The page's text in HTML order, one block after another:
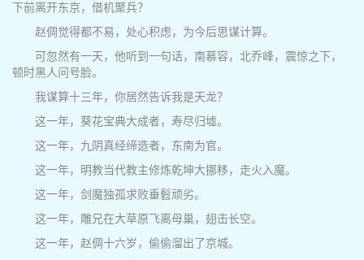
下前离开东京，借机聚兵？
赵倜觉得都不易，处心积虑，为今后思谋计算。
可忽然有一天，他听到一句话，南慕容，北乔峰，震惊之下，
顿时黑人问号脸。
我谋算十三年，你居然告诉我是天龙？
这一年，葵花宝典大成者，寿尽归墟。
这一年，九阴真经缔造者，东南为官。
这一年，明教当代教主修炼乾坤大挪移，走火入魔。
这一年，剑魔独孤求败垂髫顽劣。
这一年，雕兄在大草原飞离母巢，翅击长空。
这一年，赵倜十六岁，偷偷溜出了京城。